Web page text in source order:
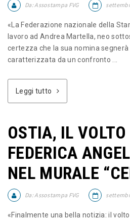
Da:Assostampa FVG
«La Federazione nazionale della
lavoro ad Andrea Martella, neo
certezza che la sua nomina segnerà
caratterizzata da un confronto ...
Leggi tutto
OSTIA, IL VOLTO
FEDERICA
NEL MURALE
Da:Assostampa FVG
«Finalmente una bella notizia: il